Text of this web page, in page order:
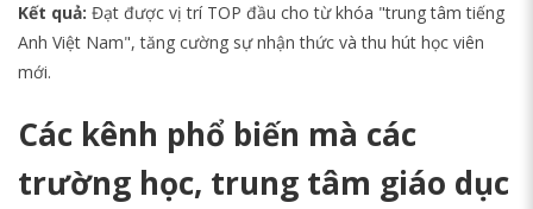
Kết quả: Đạt được vị trí TOP đầu cho từ khóa "trung tâm tiếng
Anh Việt Nam", tăng cường sự nhận thức và thu hút học viên
mới.
Các kênh phổ biến mà các
trường học, trung tâm giáo dục